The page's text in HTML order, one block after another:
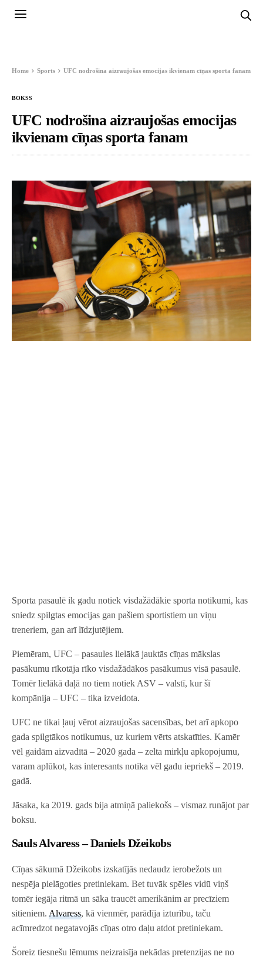
Home Sports UFC nodrošina aizraujošas emocijas ikvienam cīņas sporta fanam
BOKSS
UFC nodrošina aizraujošas emocijas
ikvienam cīņas sporta fanam
Sporta pasaulē ik gadu notiek visdažādākie sporta notikumi, kas
sniedz spilgtas emocijas gan pašiem sportistiem un viņu
treneriem, gan arī līdzjutējiem.
Piemēram, UFC – pasaules lielākā jauktās cīņas mākslas
pasākumu rīkotāja rīko visdažādākos pasākumus visā pasaulē.
Tomēr lielākā daļā no tiem notiek ASV – valstī, kur šī
kompānija – UFC – tika izveidota.
UFC ne tikai ļauj vērot aizraujošas sacensības, bet arī apkopo
gada spilgtākos notikumus, uz kuriem vērts atskatīties. Kamēr
vēl gaidām aizvadītā – 2020 gada – zelta mirkļu apkopojumu,
varam aplūkot, kas interesants notika vēl gadu iepriekš – 2019.
gadā.
Jāsaka, ka 2019. gads bija atmiņā paliekošs – vismaz runājot par
boksu.
Sauls Alvaress – Daniels Džeikobs
Cīņas sākumā Džeikobs izskatījās nedaudz ierobežots un
nespēja pielāgoties pretiniekam. Bet tuvāk spēles vidū viņš
tomēr iegāja ritmā un sāka traucēt amerikānim ar precīziem
sitieniem.Alvaress, kā vienmēr, parādīja izturību, taču
acīmredzot negatavojās cīņas otro daļu atdot pretiniekam.
Šoreiz tiesnešu lēmums neizraisīja nekādas pretenzijas ne no